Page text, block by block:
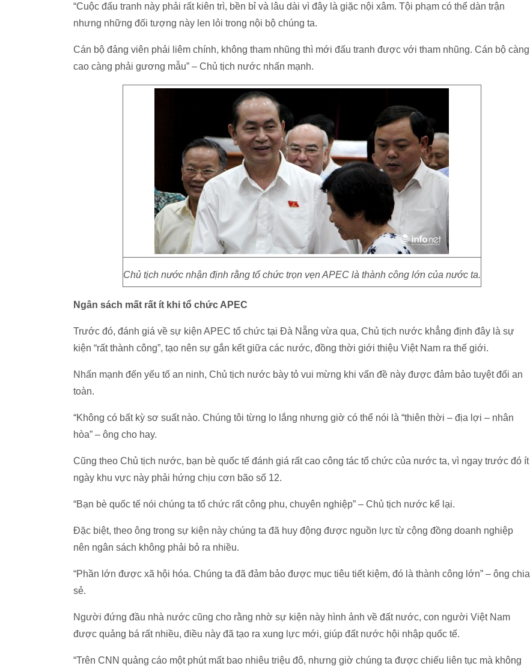
“Cuộc đấu tranh này phải rất kiên trì, bền bỉ và lâu dài vì đây là giặc nội xâm. Tội phạm có thể dàn trận
nhưng những đối tượng này len lỏi trong nội bộ chúng ta.
Cán bộ đảng viên phải liêm chính, không tham nhũng thì mới đấu tranh được với tham nhũng. Cán bộ càng
cao càng phải gương mẫu” – Chủ tịch nước nhấn mạnh.
Chủ tịch nước nhận định rằng tổ chức trọn vẹn APEC là thành công lớn của nước ta.
Ngân sách mất rất ít khi tổ chức APEC
Trước đó, đánh giá về sự kiện APEC tổ chức tại Đà Nẵng vừa qua, Chủ tịch nước khẳng định đây là sự
kiện “rất thành công”, tạo nên sự gắn kết giữa các nước, đồng thời giới thiệu Việt Nam ra thế giới.
Nhấn mạnh đến yếu tố an ninh, Chủ tịch nước bày tỏ vui mừng khi vấn đề này được đảm bảo tuyệt đối an
toàn.
“Không có bất kỳ sơ suất nào. Chúng tôi từng lo lắng nhưng giờ có thể nói là “thiên thời – địa lợi – nhân
hòa” – ông cho hay.
Cũng theo Chủ tịch nước, bạn bè quốc tế đánh giá rất cao công tác tổ chức của nước ta, vì ngay trước đó ít
ngày khu vực này phải hứng chịu cơn bão số 12.
“Bạn bè quốc tế nói chúng ta tổ chức rất công phu, chuyên nghiệp” – Chủ tịch nước kể lại.
Đặc biệt, theo ông trong sự kiện này chúng ta đã huy động được nguồn lực từ cộng đồng doanh nghiệp
nên ngân sách không phải bỏ ra nhiều.
“Phần lớn được xã hội hóa. Chúng ta đã đảm bảo được mục tiêu tiết kiệm, đó là thành công lớn” – ông chia
sẻ.
Người đứng đầu nhà nước cũng cho rằng nhờ sự kiện này hình ảnh về đất nước, con người Việt Nam
được quảng bá rất nhiều, điều này đã tạo ra xung lực mới, giúp đất nước hội nhập quốc tế.
“Trên CNN quảng cáo một phút mất bao nhiêu triệu đô, nhưng giờ chúng ta được chiếu liên tục mà không